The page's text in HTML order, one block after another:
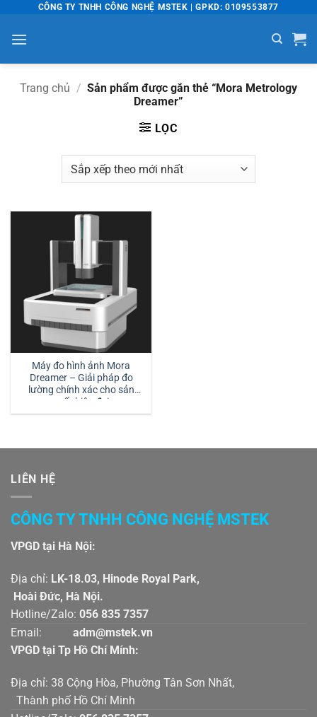
nội
dung
CÔNG TY TNHH CÔNG NGHỆ MSTEK | GPKD: 0109553877
Trang chủ / Sản phẩm được gắn thẻ “Mora Metrology
Dreamer”
LỌC
Máy đo hình ảnh Mora
Dreamer – Giải pháp đo
lường chính xác cho sản
xuất hiện đại
LIÊN HỆ
CÔNG TY TNHH CÔNG NGHỆ MSTEK
VPGD tại Hà Nội:
Địa chỉ: LK-18.03, Hinode Royal Park,
Hoài Đức, Hà Nội.
Hotline/Zalo: 056 835 7357
Email:
adm@mstek.vn
VPGD tại Tp Hồ Chí Mính:
Địa chỉ: 38 Cộng Hòa, Phường Tân Sơn Nhất,
Thành phố Hồ Chí Minh